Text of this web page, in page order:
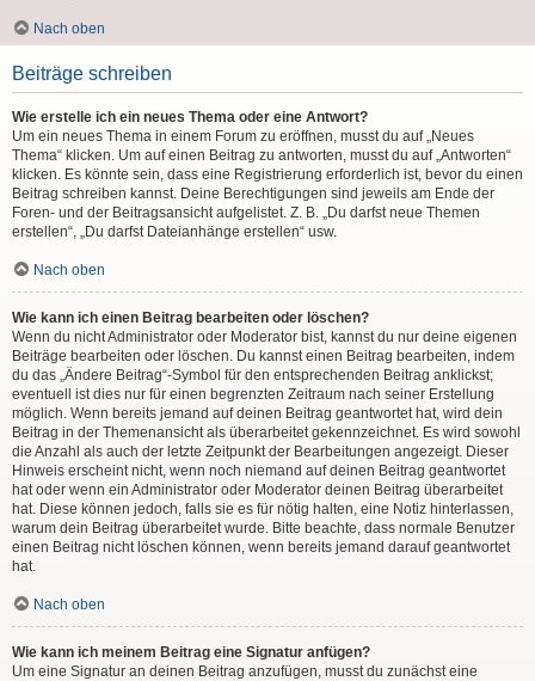
Nach oben
Beiträge schreiben
Wie erstelle ich ein neues Thema oder eine Antwort?
Um ein neues Thema in einem Forum zu eröffnen, musst du auf „Neues
Thema“ klicken. Um auf einen Beitrag zu antworten, musst du auf „Antworten“
klicken. Es könnte sein, dass eine Registrierung erforderlich ist, bevor du einen
Beitrag schreiben kannst. Deine Berechtigungen sind jeweils am Ende der
Foren- und der Beitragsansicht aufgelistet. Z. B. „Du darfst neue Themen
erstellen“, „Du darfst Dateianhänge erstellen“ usw.
Nach oben
Wie kann ich einen Beitrag bearbeiten oder löschen?
Wenn du nicht Administrator oder Moderator bist, kannst du nur deine eigenen
Beiträge bearbeiten oder löschen. Du kannst einen Beitrag bearbeiten, indem
du das „Ändere Beitrag“-Symbol für den entsprechenden Beitrag anklickst;
eventuell ist dies nur für einen begrenzten Zeitraum nach seiner Erstellung
möglich. Wenn bereits jemand auf deinen Beitrag geantwortet hat, wird dein
Beitrag in der Themenansicht als überarbeitet gekennzeichnet. Es wird sowohl
die Anzahl als auch der letzte Zeitpunkt der Bearbeitungen angezeigt. Dieser
Hinweis erscheint nicht, wenn noch niemand auf deinen Beitrag geantwortet
hat oder wenn ein Administrator oder Moderator deinen Beitrag überarbeitet
hat. Diese können jedoch, falls sie es für nötig halten, eine Notiz hinterlassen,
warum dein Beitrag überarbeitet wurde. Bitte beachte, dass normale Benutzer
einen Beitrag nicht löschen können, wenn bereits jemand darauf geantwortet
hat.
Nach oben
Wie kann ich meinem Beitrag eine Signatur anfügen?
Um eine Signatur an deinen Beitrag anzufügen, musst du zunächst eine